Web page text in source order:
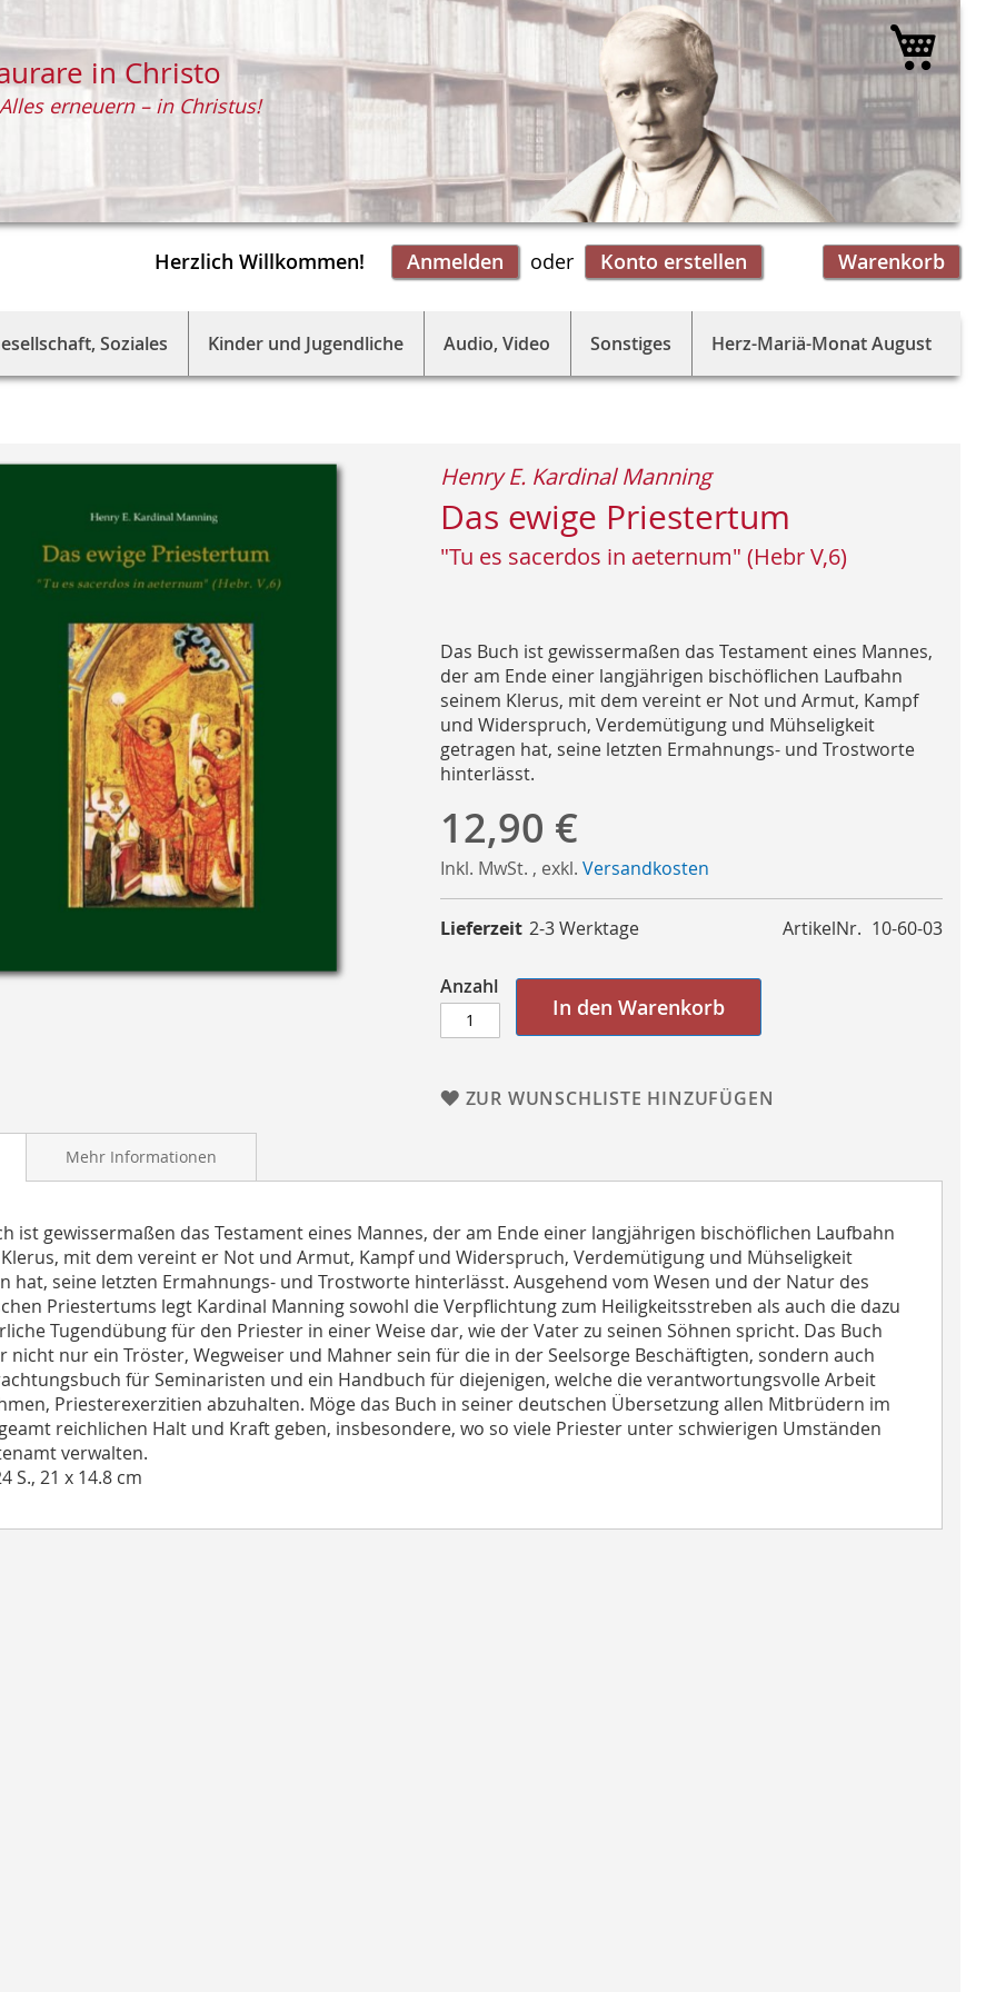
Herzlich Willkommen! Anmelden Warenkorb
Konto erstellen
in Christo
Alles erneuern – in Christus!
Mein
Soziales Kinder und Jugendliche Audio, Video Sonstiges Herz-Mariä-Monat August
Das ewige Priestertum
"Tu es sacerdos in aeternum" (Hebr V,6)
Henry E. Kardinal Manning
Das Buch ist gewissermaßen das Testament eines Mannes,
der am Ende einer langjährigen bischöflichen Laufbahn
seinem Klerus, mit dem vereint er Not und Armut, Kampf
und Widerspruch, Verdemütigung und Mühseligkeit
getragen hat, seine letzten Ermahnungs- und Trostworte
hinterlässt.
12,90 €
Inkl. MwSt. , exkl. Versandkosten
ArtikelNr. 10-60-03
Lieferzeit 2-3 Werktage
Anzahl
In den Warenkorb
ZUR WUNSCHLISTE HINZUFÜGEN
ist gewissermaßen das Testament eines Mannes, der am Ende einer langjährigen bischöflichen Laufbahn
mit dem vereint er Not und Armut, Kampf und Widerspruch, Verdemütigung und Mühseligkeit
hat, seine letzten Ermahnungs- und Trostworte hinterlässt. Ausgehend vom Wesen und der Natur des
Priestertums legt Kardinal Manning sowohl die Verpflichtung zum Heiligkeitsstreben als auch die dazu
Tugendübung für den Priester in einer Weise dar, wie der Vater zu seinen Söhnen spricht. Das Buch
nicht nur ein Tröster, Wegweiser und Mahner sein für die in der Seelsorge Beschäftigten, sondern auch
für Seminaristen und ein Handbuch für diejenigen, welche die verantwortungsvolle Arbeit
Priesterexerzitien abzuhalten. Möge das Buch in seiner deutschen Übersetzung allen Mitbrüdern im
reichlichen Halt und Kraft geben, insbesondere, wo so viele Priester unter schwierigen Umständen
verwalten.
S., 21 x 14.8 cm
Mehr Informationen